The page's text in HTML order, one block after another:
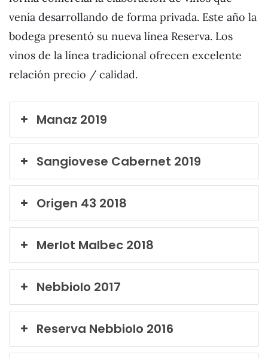
venía desarrollando de forma privada. Este año la
bodega presentó su nueva línea Reserva. Los
vinos de la línea tradicional ofrecen excelente
relación precio / calidad.
Manaz 2019
Sangiovese Cabernet 2019
Origen 43 2018
Merlot Malbec 2018
Nebbiolo 2017
Reserva Nebbiolo 2016